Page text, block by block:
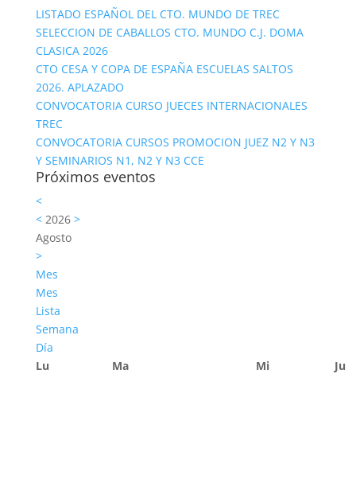
LISTADO ESPAÑOL DEL CTO. MUNDO DE TREC
SELECCION DE CABALLOS CTO. MUNDO C.J. DOMA
CLASICA 2026
CTO CESA Y COPA DE ESPAÑA ESCUELAS SALTOS
2026. APLAZADO
CONVOCATORIA CURSO JUECES INTERNACIONALES
TREC
CONVOCATORIA CURSOS PROMOCION JUEZ N2 Y N3
Y SEMINARIOS N1, N2 Y N3 CCE
Próximos eventos
<
<2026 >
Agosto
>
Mes
Mes
Lista
Semana
Día
Lu
Ma Mi Ju